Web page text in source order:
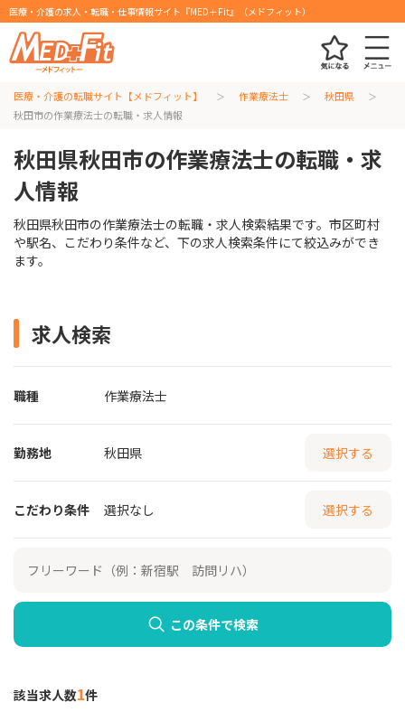
医療・介護の求人・転職・仕事情報サイト『MED＋Fit』（メドフィット）
医療・介護の転職サイト【メドフィット】 作業療法士
秋田県
秋田市の作業療法士の転職・求人情報
秋田県秋田市の作業療法士の転職・求
人情報
秋田県秋田市の作業療法士の転職・求人検索結果です。市区町村
や駅名、こだわり条件など、下の求人検索条件にて絞込みができ
ます。
求人検索
職種 作業療法士
勤務地 秋田県 選択する
こだわり条件 選択なし 選択する
この条件で検索
該当求人数1件